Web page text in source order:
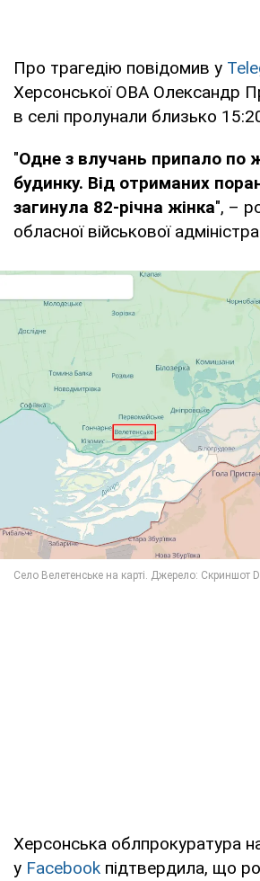
Про трагедію повідомив у
Херсонської ОВА Олександр
в селі пролунали близько
"Одне з влучань припало по
будинку. Від отриманих
загинула 82-річна жінка", –
обласної військової
Херсонська облпрокуратура на
у Facebook підтвердила, що